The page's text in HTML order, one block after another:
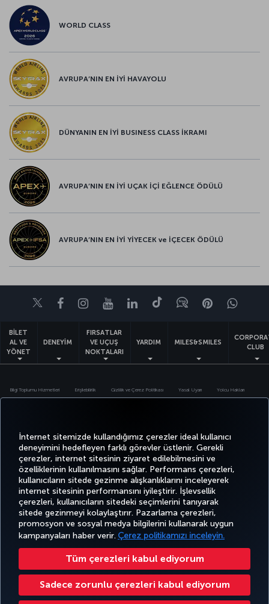
İnternet sitemizde kullandığımız çerezler ideal kullanıcı
deneyimini hedefleyen farklı görevler üstlenir. Gerekli
çerezler, internet sitesinin ziyaret edilebilmesini ve
özelliklerinin kullanılmasını sağlar. Performans çerezleri,
kullanıcıların sitede gezinme alışkanlıklarını inceleyerek
internet sitesinin performansını iyileştirir. İşlevsellik
çerezleri, kullanıcıların sitedeki seçimlerini tanıyarak
sitede gezinmeyi kolaylaştırır. Pazarlama çerezleri,
promosyon ve sosyal medya bilgilerini kullanarak uygun
kampanyaları haber verir. Çerez politikamızı inceleyin.
Tüm çerezleri kabul ediyorum
Sadece zorunlu çerezleri kabul ediyorum
WORLD CLASS
AVRUPA’NIN EN İYİ HAVAYOLU
DÜNYANIN EN İYİ BUSINESS CLASS İKRAMI
AVRUPA’NIN EN İYİ UÇAK İÇİ EĞLENCE ÖDÜLÜ
AVRUPA’NIN EN İYİ YİYECEK ve İÇECEK ÖDÜLÜ
TwitterFacebookInstagram
YoutubeLinkedIn
TiktokBlogPinterest
BİLET
AL VE
YÖNET
DENEYİM
FIRSATLAR
VE UÇUŞ
NOKTALARI
YARDIM MILES&SMILES
CLUB
Bilgi Toplumu Hizmetleri Erişilebilirlik Gizlilik ve Çerez Politikası Yasal Uyarı Yolcu Hakları